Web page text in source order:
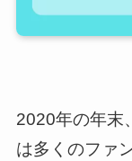
2020年の年末
は多くのファ